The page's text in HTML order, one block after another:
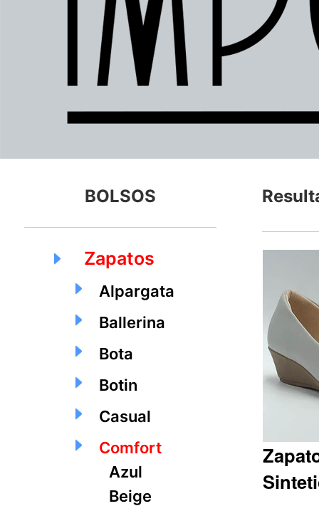
BOLSOS
Zapatos
Alpargata
Ballerina
Bota
Botin
Casual
Comfort
Azul
Beige